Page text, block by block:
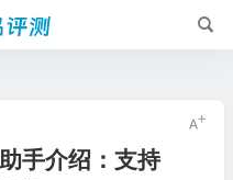
手介绍：支持